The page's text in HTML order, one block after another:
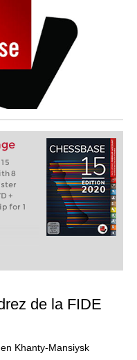
8
+
for 1
de la FIDE
Khanty-Mansiysk